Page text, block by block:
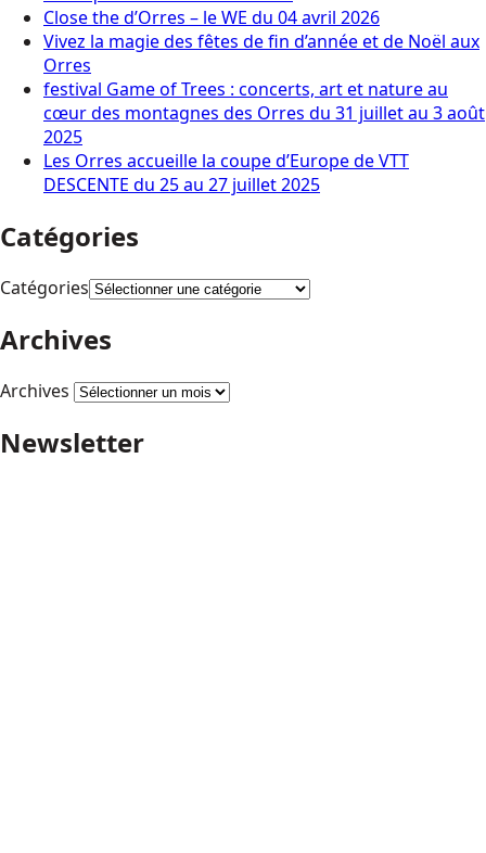
Close the d’Orres – le WE du 04 avril 2026
Vivez la magie des fêtes de fin d’année et de Noël aux
Orres
festival Game of Trees : concerts, art et nature au
cœur des montagnes des Orres du 31 juillet au 3 août
2025
Les Orres accueille la coupe d’Europe de VTT
DESCENTE du 25 au 27 juillet 2025
Catégories
Catégories
Archives
Archives
Newsletter